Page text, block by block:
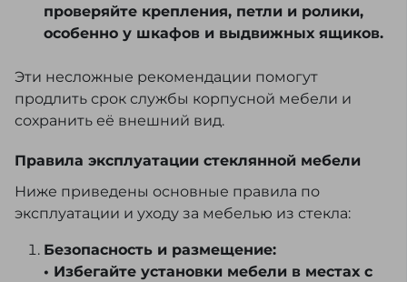
проверяйте крепления, петли и ролики,
особенно у шкафов и выдвижных ящиков.
Эти несложные рекомендации помогут
продлить срок службы корпусной мебели и
сохранить её внешний вид.
Правила эксплуатации стеклянной мебели
Ниже приведены основные правила по
эксплуатации и уходу за мебелью из стекла:
Безопасность и размещение:
• Избегайте установки мебели в местах с